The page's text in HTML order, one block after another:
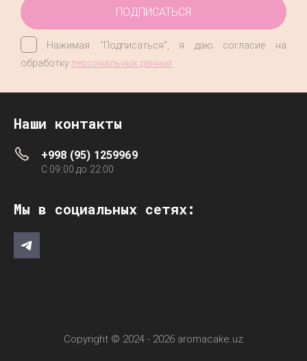
Нажимая "Подписаться", я даю согласие на
обработку персональных данных
ПОДПИСАТЬСЯ
Наши контакты
+998 (95) 1259969
C 09:00 до 22:00
Мы в социальных сетях:
Copyright © 2024 - 2026 aromacake.uz